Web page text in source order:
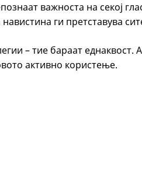
важноста на секој
ги претставува
– тие бараат еднаквост.
активно користење.